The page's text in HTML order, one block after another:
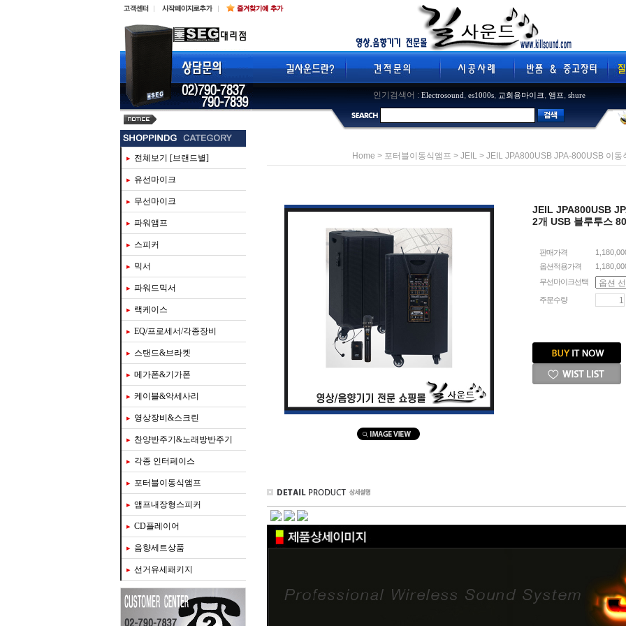
인기검색어 : Electrosound, es1000s, 교회용마이크, 앰프, shure
전체보기 [브랜드별]
유선마이크
무선마이크
파워앰프
스피커
믹서
파워드믹서
랙케이스
EQ/프로세서/각종장비
스탠드&브라켓
메가폰&기가폰
케이블&악세사리
영상장비&스크린
찬양반주기&노래방반주기
각종 인터페이스
포터블이동식앰프
앰프내장형스피커
CD플레이어
음향세트상품
선거유세패키지
Home > 포터블이동식앰프 > JEIL > JEIL JPA800USB JPA-800USB 이
JEIL JPA800USB
2개 USB 블루투스
판매가격
옵션적용가격
무선마이크선택
주문수량